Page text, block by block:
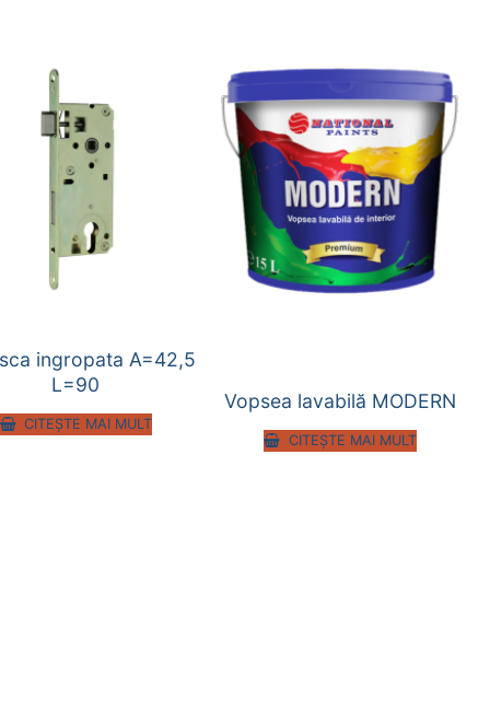
ingropata A=42,5
L=90
CITEȘTE MAI MULT
Vopsea lavabilă MODERN
CITEȘTE MAI MULT